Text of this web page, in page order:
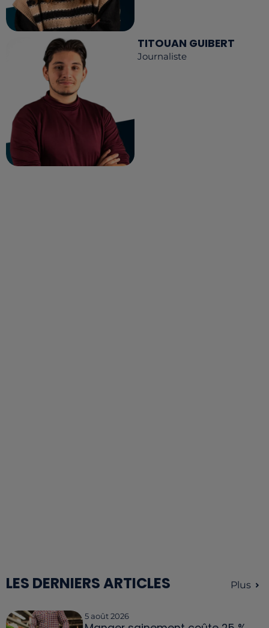
TITOUAN GUIBERT
Journaliste
LES DERNIERS ARTICLES Plus
5 août 2026